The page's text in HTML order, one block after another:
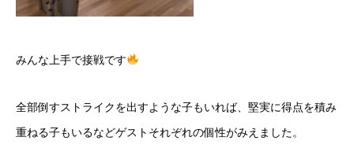
みんな上手で接戦です
全部倒すストライクを出すような子もいれば、堅実に得点を積み
重ねる子もいるなどゲストそれぞれの個性がみえました。